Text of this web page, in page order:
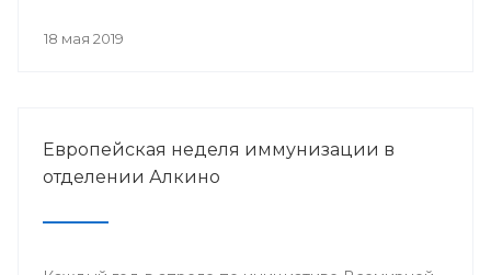
18 мая 2019
Европейская неделя иммунизации в
отделении Алкино